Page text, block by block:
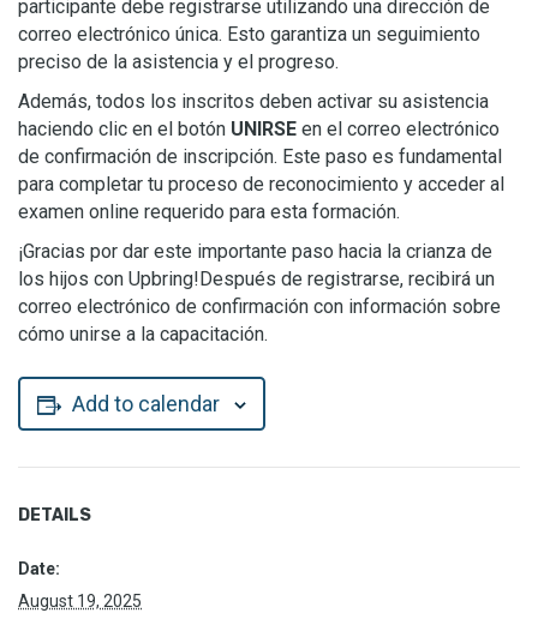
participante debe registrarse utilizando una dirección de
correo electrónico única. Esto garantiza un seguimiento
preciso de la asistencia y el progreso.
Además, todos los inscritos deben activar su asistencia
haciendo clic en el botón UNIRSE en el correo electrónico
de confirmación de inscripción. Este paso es fundamental
para completar tu proceso de reconocimiento y acceder al
examen online requerido para esta formación.
¡Gracias por dar este importante paso hacia la crianza de
los hijos con Upbring!Después de registrarse, recibirá un
correo electrónico de confirmación con información sobre
cómo unirse a la capacitación.
Add to calendar
DETAILS
Date:
August 19, 2025